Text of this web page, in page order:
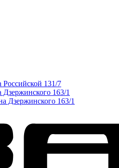
Российской 131/7
Дзержинского 163/1
Дзержинского 163/1